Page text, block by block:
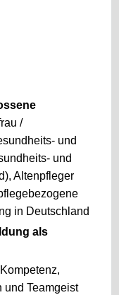
/
und
und
Altenpfleger
in Deutschland
als
und Teamgeist